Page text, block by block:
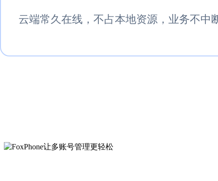
云端常久在线，不占本地资源，业务不中